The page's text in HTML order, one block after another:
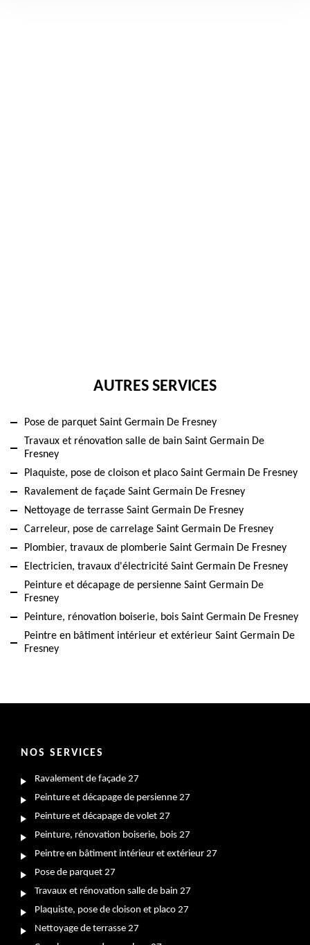
AUTRES SERVICES
Pose de parquet Saint Germain De Fresney
Travaux et rénovation salle de bain Saint Germain De
Fresney
Plaquiste, pose de cloison et placo Saint Germain De Fresney
Ravalement de façade Saint Germain De Fresney
Nettoyage de terrasse Saint Germain De Fresney
Carreleur, pose de carrelage Saint Germain De Fresney
Plombier, travaux de plomberie Saint Germain De Fresney
Electricien, travaux d'électricité Saint Germain De Fresney
Peinture et décapage de persienne Saint Germain De
Fresney
Peinture, rénovation boiserie, bois Saint Germain De Fresney
Peintre en bâtiment intérieur et extérieur Saint Germain De
Fresney
NOS SERVICES
Ravalement de façade 27
Peinture et décapage de persienne 27
Peinture et décapage de volet 27
Peinture, rénovation boiserie, bois 27
Peintre en bâtiment intérieur et extérieur 27
Pose de parquet 27
Travaux et rénovation salle de bain 27
Plaquiste, pose de cloison et placo 27
Nettoyage de terrasse 27